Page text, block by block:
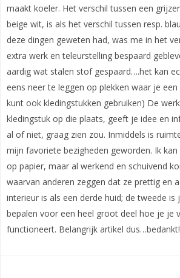
maakt koeler. Het verschil tussen een
beige wit, is als het verschil tussen resp.
deze dingen geweten had, was me in het
extra werk en teleurstelling bespaard
aardig wat stalen stof gespaard….het kan
eens neer te leggen op plekken waar je
kunt ook kledingstukken gebruiken) De
kledingstuk op die plaats, geeft je idee en
al of niet, graag zien zou. Inmiddels is
mijn favoriete bezigheden geworden. Ik
op papier, maar al werkend en schuivend
waarvan anderen zeggen dat ze prettig en
interieur is als een derde huid; de tweede is
bepalen voor een heel groot deel hoe je je
functioneert. Belangrijk artikel dus…bedankt!